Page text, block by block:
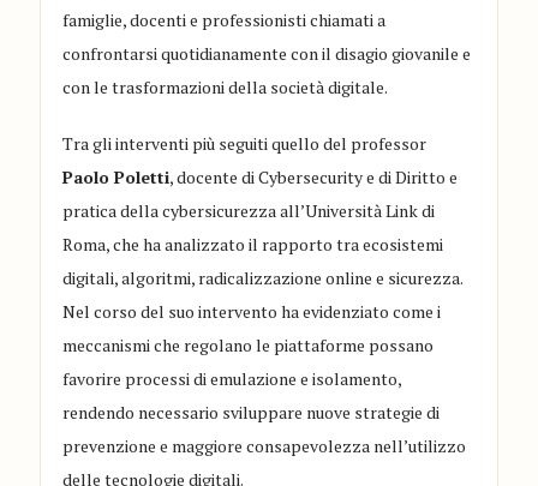
famiglie, docenti e professionisti chiamati a
confrontarsi quotidianamente con il disagio giovanile e
con le trasformazioni della società digitale.
Tra gli interventi più seguiti quello del professor
Paolo Poletti, docente di Cybersecurity e di Diritto e
pratica della cybersicurezza all’Università Link di
Roma, che ha analizzato il rapporto tra ecosistemi
digitali, algoritmi, radicalizzazione online e sicurezza.
Nel corso del suo intervento ha evidenziato come i
meccanismi che regolano le piattaforme possano
favorire processi di emulazione e isolamento,
rendendo necessario sviluppare nuove strategie di
prevenzione e maggiore consapevolezza nell’utilizzo
delle tecnologie digitali.